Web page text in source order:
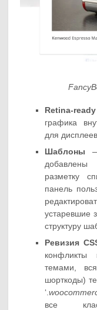
Retina-ready
графика
для
Шаблоны
добавлены
разметку
панель
устаревшие
структуру
Ревизия
конфликты
темами,
шорткоды)
‘.
все